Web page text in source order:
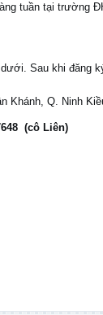
tuần tại trường
Sau khi đăng
Khánh, Q. Ninh
(cô Liên)